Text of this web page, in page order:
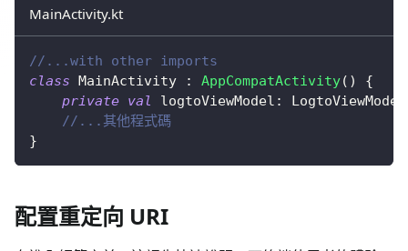
MainActivity.kt
//...with other imports
class MainActivity : AppCompatActivity( )
{
private val logtoViewModel :
//...其他程式碼
}
配置重定向 URI